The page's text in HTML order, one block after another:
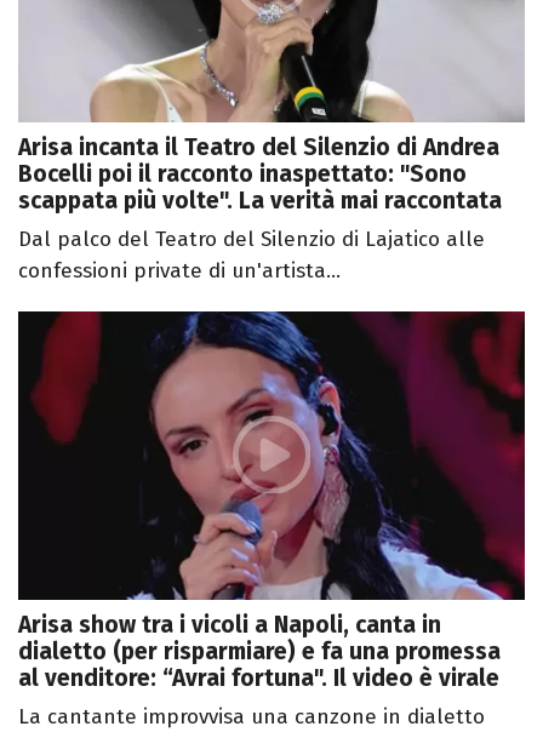
Arisa incanta il Teatro del Silenzio di Andrea
Bocelli poi il racconto inaspettato: "Sono
scappata più volte". La verità mai raccontata
Dal palco del Teatro del Silenzio di Lajatico alle
confessioni private di un'artista...
Arisa show tra i vicoli a Napoli, canta in
dialetto (per risparmiare) e fa una promessa
al venditore: “Avrai fortuna". Il video è virale
La cantante improvvisa una canzone in dialetto